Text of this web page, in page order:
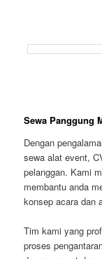
Sewa Panggung
Dengan
sewa alat event,
pelanggan. Kami
membantu anda
konsep acara dan
Tim kami yang
proses